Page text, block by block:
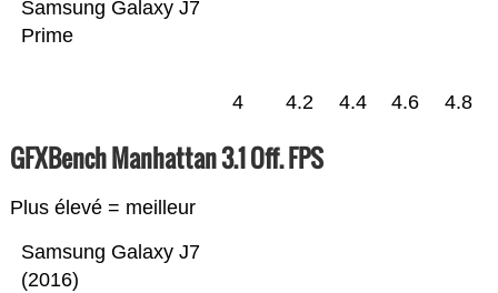
Samsung Galaxy J7
Prime
4 4.2 4.4 4.6 4.8
GFXBench Manhattan 3.1 Off. FPS
Plus élevé = meilleur
Samsung Galaxy J7
(2016)